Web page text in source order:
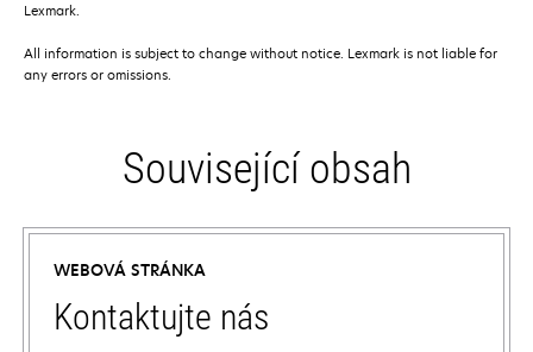
Lexmark.
All information is subject to change without notice. Lexmark is not liable for
any errors or omissions.
Související obsah
WEBOVÁ STRÁNKA
Kontaktujte nás